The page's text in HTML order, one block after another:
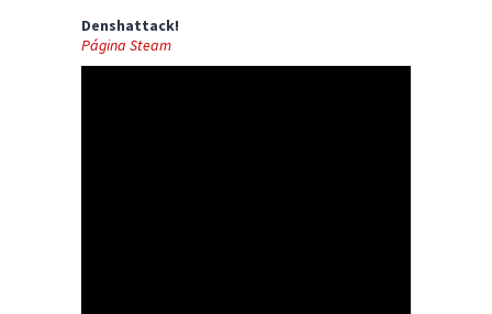
Denshattack!
Página Steam